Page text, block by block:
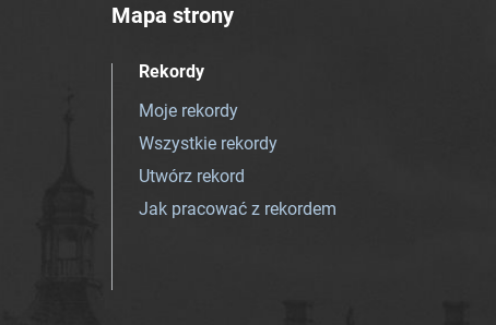
Mapa strony
Rekordy
Moje rekordy
Wszystkie rekordy
Utwórz rekord
Jak pracować z rekordem